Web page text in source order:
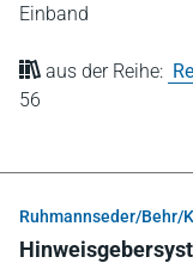
Einband
aus der Reihe:
56
Ruhmannseder/Behr/